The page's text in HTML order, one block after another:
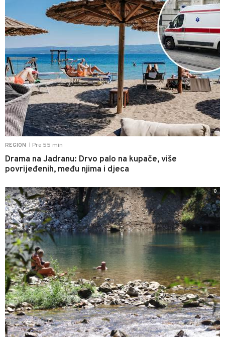
REGION Pre 55 min
Drama na Jadranu: Drvo palo na kupače, više
povrijeđenih, među njima i djeca
0